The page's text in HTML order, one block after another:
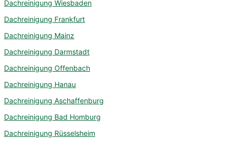
Dachreinigung Wiesbaden
Dachreinigung Frankfurt
Dachreinigung Mainz
Dachreinigung Darmstadt
Dachreinigung Offenbach
Dachreinigung Hanau
Dachreinigung Aschaffenburg
Dachreinigung Bad Homburg
Dachreinigung Rüsselsheim